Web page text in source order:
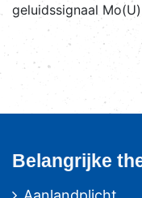
geluidssignaal
Belangrijke